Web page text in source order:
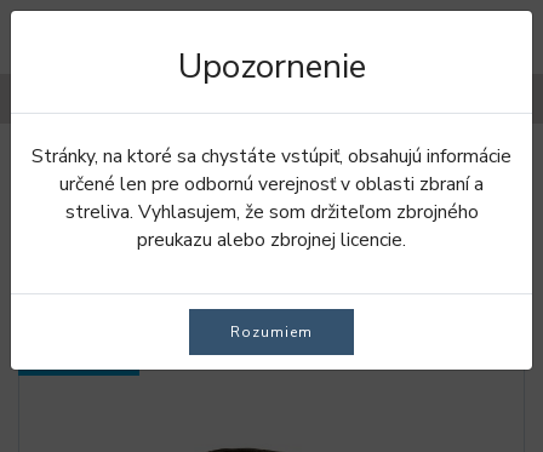
Úvod Oblečenie Opasky a traky
OPASKY A TRAKY
Upozornenie
Stránky, na ktoré sa chystáte vstúpiť, obsahujú informácie
určené len pre odbornú verejnosť v oblasti zbraní a
streliva. Vyhlasujem, že som držiteľom zbrojného
preukazu alebo zbrojnej licencie.
Rozumiem